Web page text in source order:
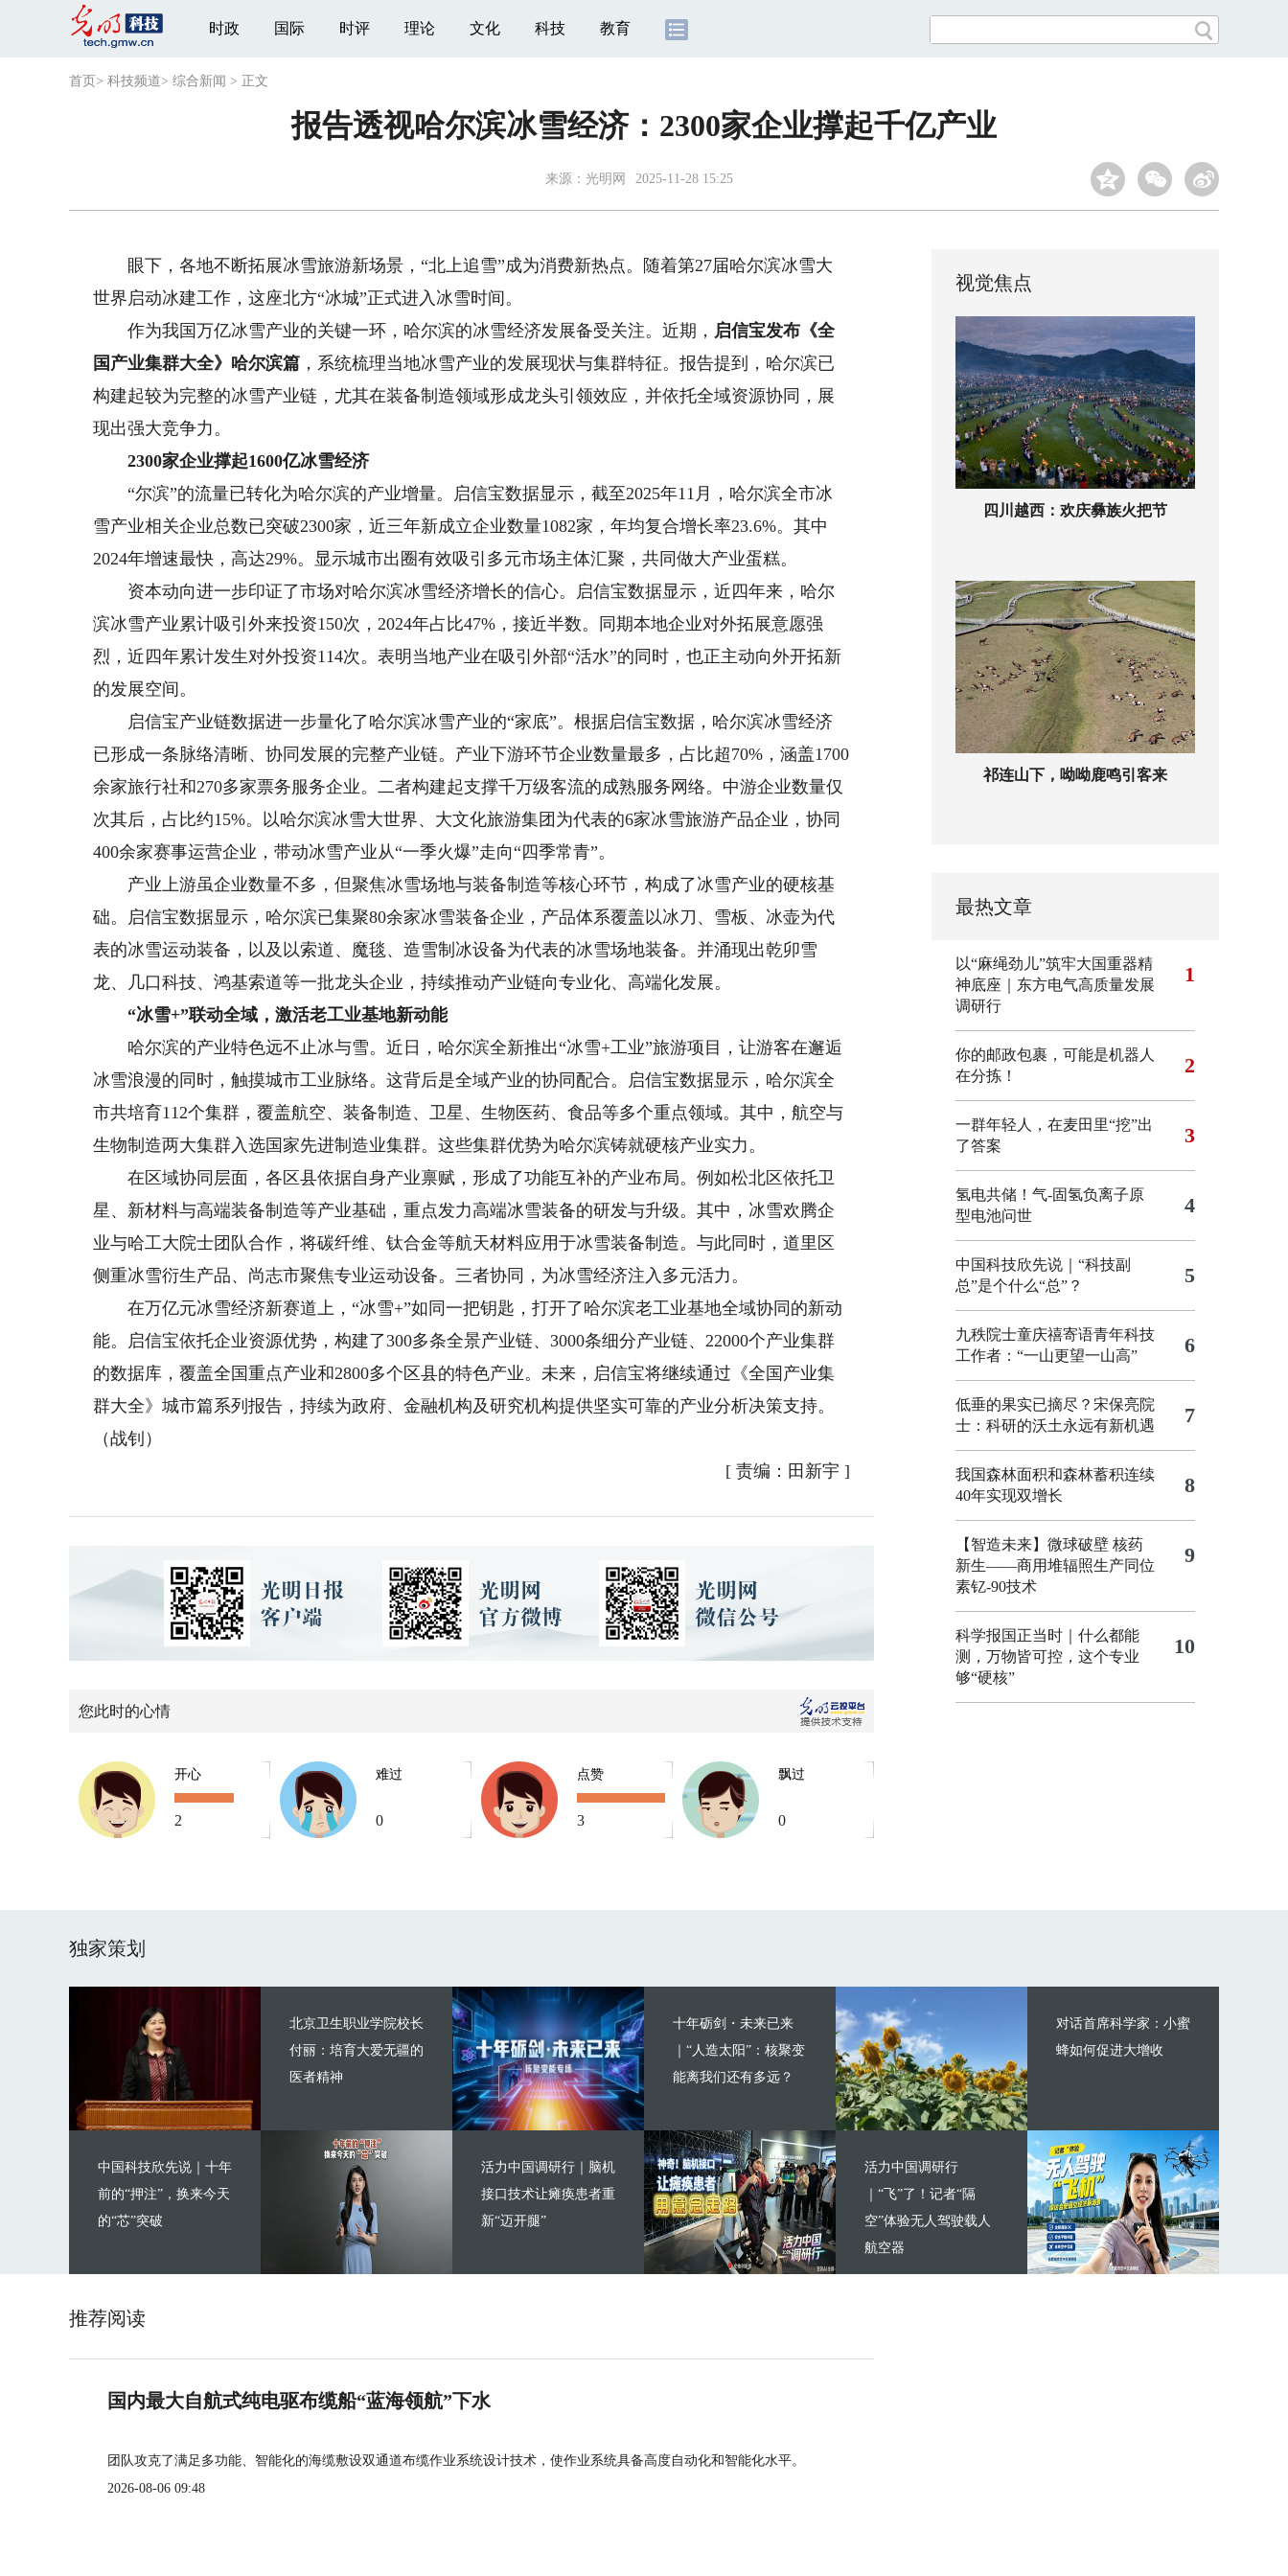
时政 国际 时评 理论 文化 科技 教育
首页 > 科技频道> 综合新闻 > 正文
报告透视哈尔滨冰雪经济：2300家企业撑起千亿产业
来源：光明网 2025-11-28 15:25
眼下，各地不断拓展冰雪旅游新场景，“北上追雪”成为消费新热点。随着第27届哈尔滨冰雪大
世界启动冰建工作，这座北方“冰城”正式进入冰雪时间。
作为我国万亿冰雪产业的关键一环，哈尔滨的冰雪经济发展备受关注。近期， 启信宝发布《全
国产业集群大全》哈尔滨篇 ，系统梳理当地冰雪产业的发展现状与集群特征。报告提到，哈尔滨已
构建起较为完整的冰雪产业链，尤其在装备制造领域形成龙头引领效应，并依托全域资源协同，展
现出强大竞争力。
2300家企业撑起1600亿冰雪经济
“尔滨”的流量已转化为哈尔滨的产业增量。启信宝数据显示，截至2025年11月，哈尔滨全市冰
雪产业相关企业总数已突破2300家，近三年新成立企业数量1082家，年均复合增长率23.6%。其中
2024年增速最快，高达29%。显示城市出圈有效吸引多元市场主体汇聚，共同做大产业蛋糕。
资本动向进一步印证了市场对哈尔滨冰雪经济增长的信心。启信宝数据显示，近四年来，哈尔
滨冰雪产业累计吸引外来投资150次，2024年占比47%，接近半数。同期本地企业对外拓展意愿强
烈，近四年累计发生对外投资114次。表明当地产业在吸引外部“活水”的同时，也正主动向外开拓新
的发展空间。
启信宝产业链数据进一步量化了哈尔滨冰雪产业的“家底”。根据启信宝数据，哈尔滨冰雪经济
已形成一条脉络清晰、协同发展的完整产业链。产业下游环节企业数量最多，占比超70%，涵盖1700
余家旅行社和270多家票务服务企业。二者构建起支撑千万级客流的成熟服务网络。中游企业数量仅
次其后，占比约15%。以哈尔滨冰雪大世界、大文化旅游集团为代表的6家冰雪旅游产品企业，协同
400余家赛事运营企业，带动冰雪产业从“一季火爆”走向“四季常青”。
产业上游虽企业数量不多，但聚焦冰雪场地与装备制造等核心环节，构成了冰雪产业的硬核基
础。启信宝数据显示，哈尔滨已集聚80余家冰雪装备企业，产品体系覆盖以冰刀、雪板、冰壶为代
表的冰雪运动装备，以及以索道、魔毯、造雪制冰设备为代表的冰雪场地装备。并涌现出乾卯雪
龙、几口科技、鸿基索道等一批龙头企业，持续推动产业链向专业化、高端化发展。
“冰雪+”联动全域，激活老工业基地新动能
哈尔滨的产业特色远不止冰与雪。近日，哈尔滨全新推出“冰雪+工业”旅游项目，让游客在邂逅
冰雪浪漫的同时，触摸城市工业脉络。这背后是全域产业的协同配合。启信宝数据显示，哈尔滨全
市共培育112个集群，覆盖航空、装备制造、卫星、生物医药、食品等多个重点领域。其中，航空与
生物制造两大集群入选国家先进制造业集群。这些集群优势为哈尔滨铸就硬核产业实力。
在区域协同层面，各区县依据自身产业禀赋，形成了功能互补的产业布局。例如松北区依托卫
星、新材料与高端装备制造等产业基础，重点发力高端冰雪装备的研发与升级。其中，冰雪欢腾企
业与哈工大院士团队合作，将碳纤维、钛合金等航天材料应用于冰雪装备制造。与此同时，道里区
侧重冰雪衍生产品、尚志市聚焦专业运动设备。三者协同，为冰雪经济注入多元活力。
在万亿元冰雪经济新赛道上，“冰雪+”如同一把钥匙，打开了哈尔滨老工业基地全域协同的新动
能。启信宝依托企业资源优势，构建了300多条全景产业链、3000条细分产业链、22000个产业集群
的数据库，覆盖全国重点产业和2800多个区县的特色产业。未来，启信宝将继续通过《全国产业集
群大全》城市篇系列报告，持续为政府、金融机构及研究机构提供坚实可靠的产业分析决策支持。
（战钊）
[ 责编：田新宇 ]
您此时的心情
开心
2
难过
0
点赞
3
飘过
0
视觉焦点
四川越西：欢庆彝族火把节
祁连山下，呦呦鹿鸣引客来
最热文章
以“麻绳劲儿”筑牢大国重器精
神底座｜东方电气高质量发展
调研行
1
你的邮政包裹，可能是机器人
在分拣！
2
一群年轻人，在麦田里“挖”出
了答案
3
氢电共储！气-固氢负离子原
型电池问世
4
中国科技欣先说｜“科技副
总”是个什么“总”？
5
九秩院士童庆禧寄语青年科技
工作者：“一山更望一山高”
6
低垂的果实已摘尽？宋保亮院
士：科研的沃土永远有新机遇
7
我国森林面积和森林蓄积连续
40年实现双增长
8
【智造未来】微球破壁 核药
新生——商用堆辐照生产同位
素钇-90技术
9
科学报国正当时｜什么都能
测，万物皆可控，这个专业
够“硬核”
10
独家策划
北京卫生职业学院校长
付丽：培育大爱无疆的
医者精神
中国科技欣先说｜十年
前的“押注”，换来今天
的“芯”突破
十年砺剑・未来已来
｜“人造太阳”：核聚变
能离我们还有多远？
活力中国调研行｜脑机
接口技术让瘫痪患者重
新“迈开腿”
对话首席科学家：小蜜
蜂如何促进大增收
活力中国调研行
｜“飞”了！记者“隔
空”体验无人驾驶载人
航空器
推荐阅读
国内最大自航式纯电驱布缆船“蓝海领航”下水
团队攻克了满足多功能、智能化的海缆敷设双通道布缆作业系统设计技术，使作业系统具备高度自动化和智能化水平。
2026-08-06 09:48